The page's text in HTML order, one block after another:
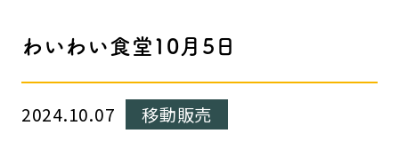
わいわい食堂10月5日
2024.10.07 移動販売